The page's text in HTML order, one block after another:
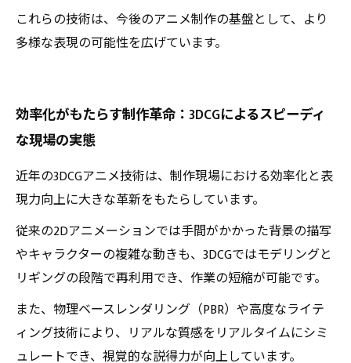
これらの技術は、今後のアニメ制作の基盤として、より
多様な表現の可能性を広げています。
効率化がもたらす制作革命：3DCGによるスピーディ
な現場の実態
近年の3DCGアニメ技術は、制作現場における効率化と表
現力向上に大きな革新をもたらしています。
従来の2Dアニメーションでは手間がかかった背景の描写
やキャラクターの複雑な動きも、3DCGではモデリングと
リギングの段階で再利用でき、作業の短縮が可能です。
また、物理ベースレンダリング（PBR）や高度なライテ
ィング技術により、リアルな質感をリアルタイムにシミ
ュレートでき、視覚的な説得力が向上しています。